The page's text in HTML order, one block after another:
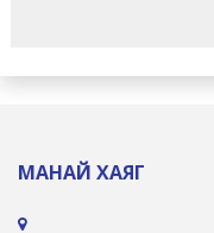
МАНАЙ ХАЯГ